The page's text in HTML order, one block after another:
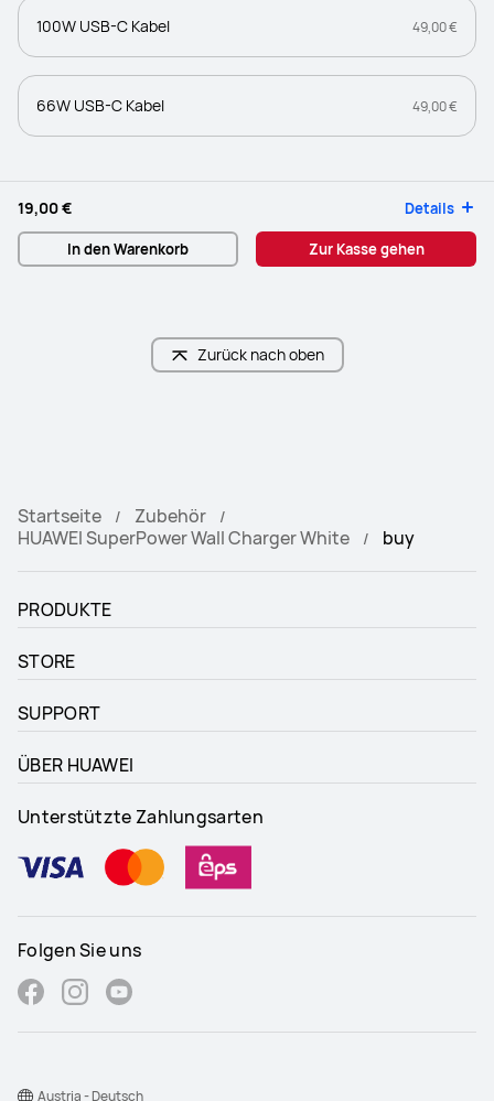
100W USB-C Kabel 49,00 €
66W USB-C Kabel 49,00 €
19,00 € Details
In den Warenkorb Zur Kasse gehen
Zurück nach oben
Startseite
Zubehör
HUAWEI SuperPower Wall Charger White
buy
PRODUKTE
STORE
SUPPORT
ÜBER HUAWEI
Unterstützte Zahlungsarten
Folgen Sie uns
Austria - Deutsch